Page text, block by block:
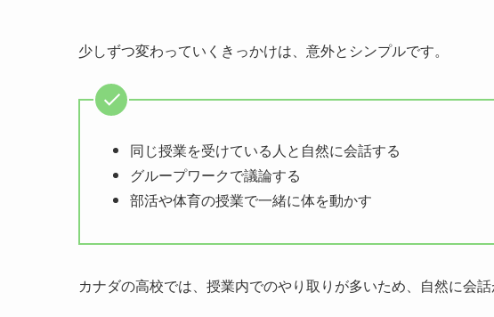
少しずつ変わっていくきっかけは、意外とシンプルです。
同じ授業を受けている人と自然に会話する
グループワークで議論する
部活や体育の授業で一緒に体を動かす
カナダの高校では、授業内でのやり取りが多いため、自然に会話